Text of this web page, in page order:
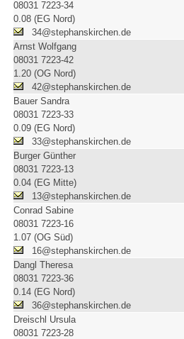
08031 7223-34
0.08 (EG Nord)
34@stephanskirchen.de
Arnst Wolfgang
08031 7223-42
1.20 (OG Nord)
42@stephanskirchen.de
Bauer Sandra
08031 7223-33
0.09 (EG Nord)
33@stephanskirchen.de
Burger Günther
08031 7223-13
0.04 (EG Mitte)
13@stephanskirchen.de
Conrad Sabine
08031 7223-16
1.07 (OG Süd)
16@stephanskirchen.de
Dangl Theresa
08031 7223-36
0.14 (EG Nord)
36@stephanskirchen.de
Dreischl Ursula
08031 7223-28